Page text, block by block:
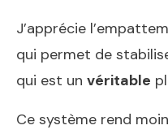
J’apprécie
qui permet de
qui est un véritable
Ce système rend